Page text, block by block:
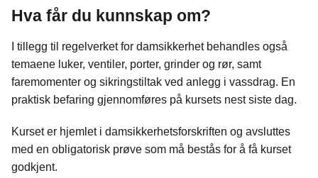
Hva får du kunnskap om?
I tillegg til regelverket for damsikkerhet behandles også
temaene luker, ventiler, porter, grinder og rør, samt
faremomenter og sikringstiltak ved anlegg i vassdrag. En
praktisk befaring gjennomføres på kursets nest siste dag.
Kurset er hjemlet i damsikkerhetsforskriften og avsluttes
med en obligatorisk prøve som må bestås for å få kurset
godkjent.